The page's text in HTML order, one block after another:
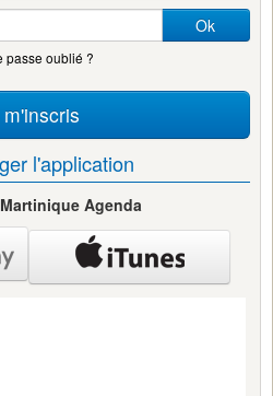
Ok
passe oublié ?
l'application
Agenda